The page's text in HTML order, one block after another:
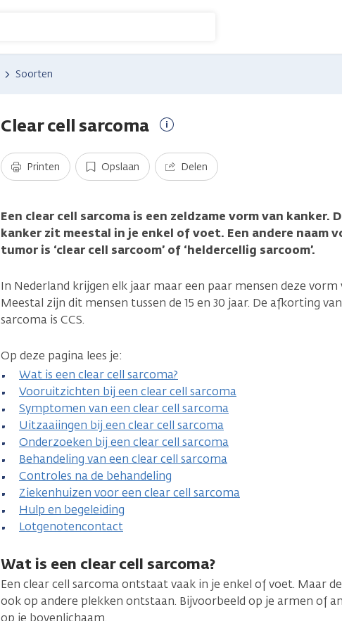
Soorten
Clear cell sarcoma
informatie
Printen Opslaan Delen
Een clear cell sarcoma is een zeldzame vorm van kanker.
kanker zit meestal in je enkel of voet. Een andere naam
tumor is ‘clear cell sarcoom’ of ‘heldercellig sarcoom’.
In Nederland krijgen elk jaar maar een paar mensen deze vorm
Meestal zijn dit mensen tussen de 15 en 30 jaar. De afkorting
sarcoma is CCS.
Op deze pagina lees je:
Wat is een clear cell sarcoma?
Vooruitzichten bij een clear cell sarcoma
Symptomen van een clear cell sarcoma
Uitzaaiingen bij een clear cell sarcoma
Onderzoeken bij een clear cell sarcoma
Behandeling van een clear cell sarcoma
Controles na de behandeling
Ziekenhuizen voor een clear cell sarcoma
Hulp en begeleiding
Lotgenotencontact
Wat is een clear cell sarcoma?
Een clear cell sarcoma ontstaat vaak in je enkel of voet. Maar
ook op andere plekken ontstaan. Bijvoorbeeld op je armen of
op je bovenlichaam.